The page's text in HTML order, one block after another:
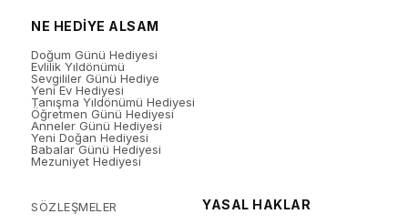
NE HEDİYE ALSAM
Doğum Günü Hediyesi
Evlilik Yıldönümü
Sevgililer Günü Hediye
Yeni Ev Hediyesi
Tanışma Yıldönümü Hediyesi
Öğretmen Günü Hediyesi
Anneler Günü Hediyesi
Yeni Doğan Hediyesi
Babalar Günü Hediyesi
Mezuniyet Hediyesi
SÖZLEŞMELER
YASAL HAKLAR